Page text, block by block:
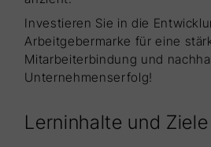
Investieren Sie in die
Arbeitgebermarke für eine
Mitarbeiterbindung und
Unternehmenserfolg!
Lerninhalte und Ziele